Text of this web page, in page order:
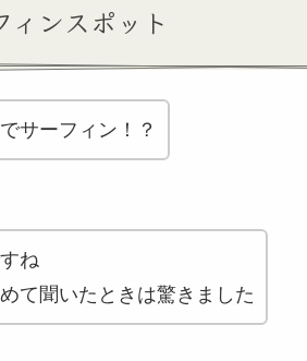
ィンスポット
サーフィン！？
ね
て聞いたときは驚きました